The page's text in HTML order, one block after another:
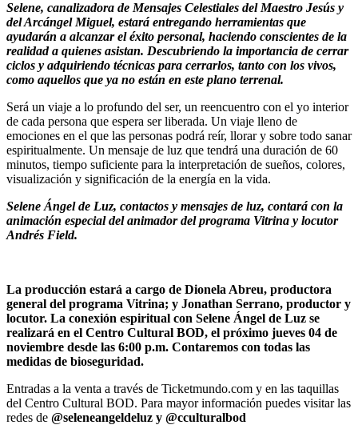
Selene, canalizadora de Mensajes Celestiales del Maestro Jesús y
del Arcángel Miguel, estará entregando herramientas que
ayudarán a alcanzar el éxito personal, haciendo conscientes de la
realidad a quienes asistan. Descubriendo la importancia de cerrar
ciclos y adquiriendo técnicas para cerrarlos, tanto con los vivos,
como aquellos que ya no están en este plano terrenal.
Será un viaje a lo profundo del ser, un reencuentro con el yo interior
de cada persona que espera ser liberada. Un viaje lleno de
emociones en el que las personas podrá reír, llorar y sobre todo sanar
espiritualmente. Un mensaje de luz que tendrá una duración de 60
minutos, tiempo suficiente para la interpretación de sueños, colores,
visualización y significación de la energía en la vida.
Selene Ángel de Luz, contactos y mensajes de luz, contará con la
animación especial del animador del programa Vitrina y locutor
Andrés Field.
La producción estará a cargo de Dionela Abreu, productora
general del programa Vitrina; y Jonathan Serrano, productor y
locutor. La conexión espiritual con Selene Ángel de Luz se
realizará en el Centro Cultural BOD, el próximo jueves 04 de
noviembre desde las 6:00 p.m. Contaremos con todas las
medidas de bioseguridad.
Entradas a la venta a través de Ticketmundo.com y en las taquillas
del Centro Cultural BOD. Para mayor información puedes visitar las
redes de @seleneangeldeluz y @cculturalbod